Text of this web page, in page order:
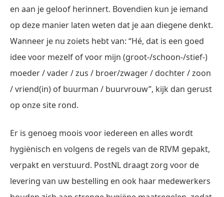
en aan je geloof herinnert. Bovendien kun je iemand
op deze manier laten weten dat je aan diegene denkt.
Wanneer je nu zoiets hebt van: “Hé, dat is een goed
idee voor mezelf of voor mijn (groot-/schoon-/stief-)
moeder / vader / zus / broer/zwager / dochter / zoon
/ vriend(in) of buurman / buurvrouw”, kijk dan gerust
op onze site rond.
Er is genoeg moois voor iedereen en alles wordt
hygiënisch en volgens de regels van de RIVM gepakt,
verpakt en verstuurd. PostNL draagt zorg voor de
levering van uw bestelling en ook haar medewerkers